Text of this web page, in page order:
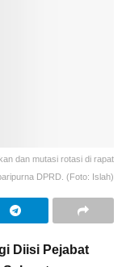
dan mutasi rotasi di rapat
DPRD. (Foto: Islah)
Diisi Pejabat